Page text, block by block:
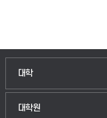
대학
대학원